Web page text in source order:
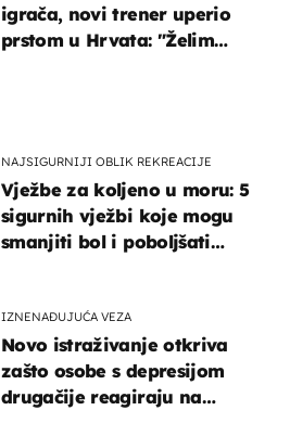
NAJSIGURNIJI OBLIK REKREACIJE
Vježbe za koljeno u moru: 5
sigurnih vježbi koje mogu
smanjiti bol i poboljšati
IZNENAĐUJUĆA VEZA
Novo istraživanje otkriva
zašto osobe s depresijom
drugačije reagiraju na
igrača, novi trener uperio
prstom u Hrvata: "Želim